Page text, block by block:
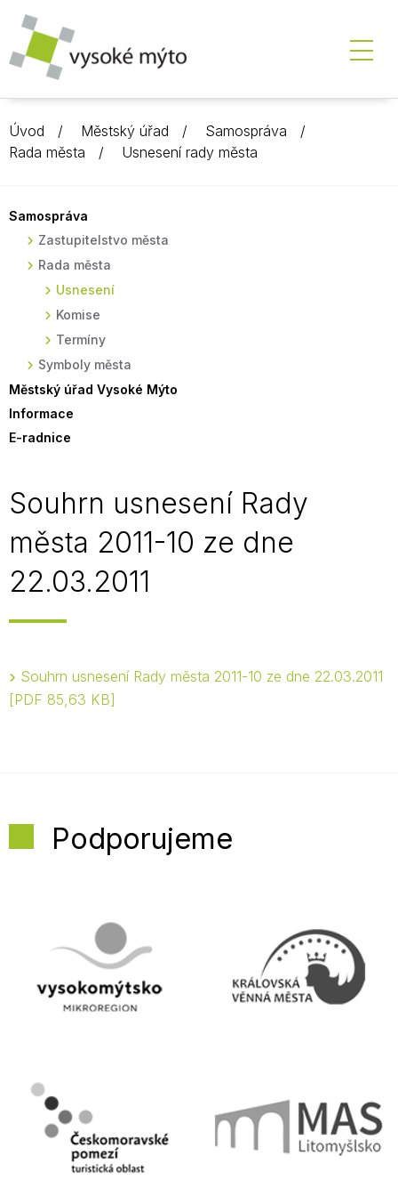
Úvod Městský úřad
Samospráva
Rada města
Usnesení rady města
Samospráva
Zastupitelstvo města
Rada města
Usnesení
Komise
Termíny
Symboly města
Městský úřad Vysoké Mýto
Informace
E-radnice
Souhrn usnesení Rady
města 2011-10 ze dne
22.03.2011
Souhrn usnesení Rady města 2011-10 ze dne 22.03.2011
PDF 85,63 KB
Podporujeme